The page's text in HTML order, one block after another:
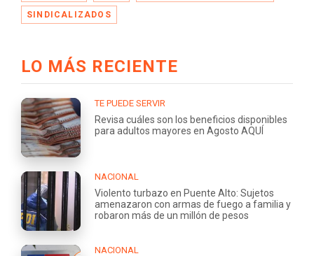
SINDICALIZADOS
LO MÁS RECIENTE
TE PUEDE SERVIR
Revisa cuáles son los beneficios disponibles
para adultos mayores en Agosto AQUÍ
NACIONAL
Violento turbazo en Puente Alto: Sujetos
amenazaron con armas de fuego a familia y
robaron más de un millón de pesos
NACIONAL